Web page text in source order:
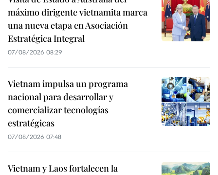
máximo dirigente vietnamita marca
una nueva etapa en Asociación
Estratégica Integral
07/08/2026 08:29
Vietnam impulsa un programa
nacional para desarrollar y
comercializar tecnologías
estratégicas
07/08/2026 07:48
Vietnam y Laos fortalecen la